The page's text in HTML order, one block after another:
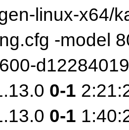
linux-x64/
-model
0-1
0-1